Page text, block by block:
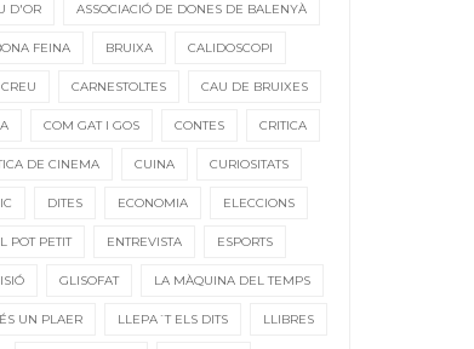
D'OR ASSOCIACIÓ DE DONES DE BALENYÀ
FEINA BRUIXA CALIDOSCOPI
CARNESTOLTES CAU DE BRUIXES
COM GAT I GOS CONTES CRITICA
DE CINEMA CUINA CURIOSITATS
DITES ECONOMIA ELECCIONS
POT PETIT ENTREVISTA ESPORTS
GLISOFAT LA MÀQUINA DEL TEMPS
UN PLAER LLEPA´T ELS DITS LLIBRES